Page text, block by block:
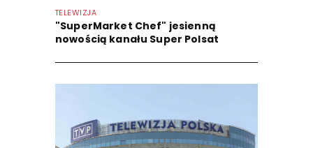
TELEWIZJA
"SuperMarket Chef" jesienną
nowością kanału Super Polsat